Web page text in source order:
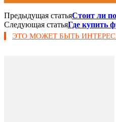
Предыдущая статьяСтоит ли
Следующая статьяГде купить
ЭТО МОЖЕТ БЫТЬ